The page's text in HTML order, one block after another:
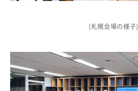
(札幌会場の様子)